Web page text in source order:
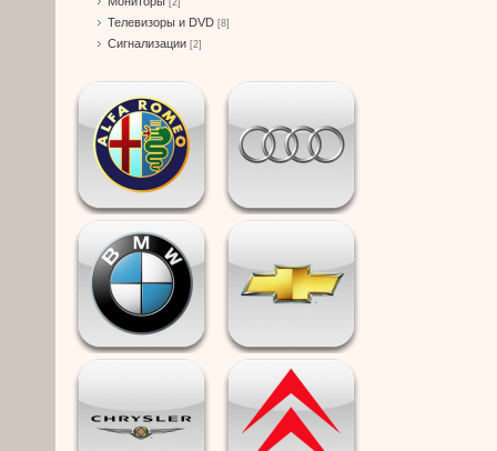
[2]
Телевизоры и DVD [8]
Сигнализации [2]